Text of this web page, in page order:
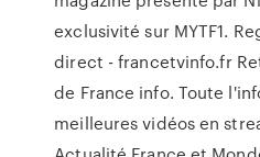
exclusivité sur MYTF1.
direct - francetvinfo.fr
de France info. Toute
meilleures vidéos en